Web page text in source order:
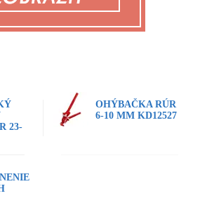
23-
OHÝBAČKA RÚR
6-10 MM KD12527